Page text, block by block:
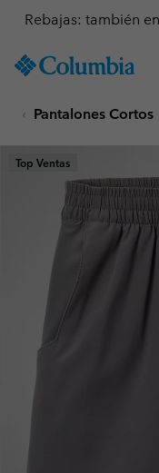
TO
SKIP
MAIN
NAV
SKIP
SEARCH
Rebajas: también
Pantalones Cortos
Top Ventas